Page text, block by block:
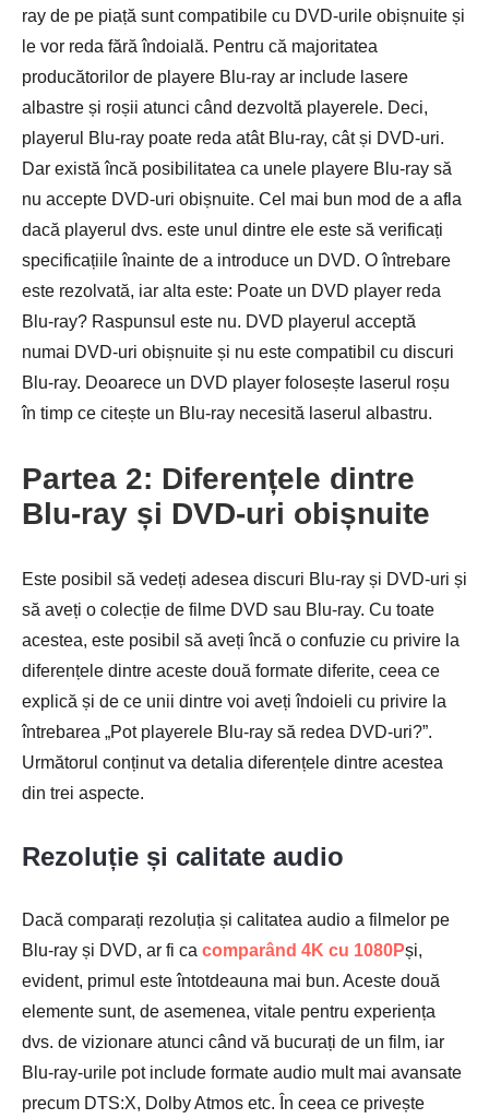
ray de pe piață sunt compatibile cu DVD-urile obișnuite și
le vor reda fără îndoială. Pentru că majoritatea
producătorilor de playere Blu-ray ar include lasere
albastre și roșii atunci când dezvoltă playerele. Deci,
playerul Blu-ray poate reda atât Blu-ray, cât și DVD-uri.
Dar există încă posibilitatea ca unele playere Blu-ray să
nu accepte DVD-uri obișnuite. Cel mai bun mod de a afla
dacă playerul dvs. este unul dintre ele este să verificați
specificațiile înainte de a introduce un DVD. O întrebare
este rezolvată, iar alta este: Poate un DVD player reda
Blu-ray? Raspunsul este nu. DVD playerul acceptă
numai DVD-uri obișnuite și nu este compatibil cu discuri
Blu-ray. Deoarece un DVD player folosește laserul roșu
în timp ce citește un Blu-ray necesită laserul albastru.
Partea 2: Diferențele dintre
Blu-ray și DVD-uri obișnuite
Este posibil să vedeți adesea discuri Blu-ray și DVD-uri și
să aveți o colecție de filme DVD sau Blu-ray. Cu toate
acestea, este posibil să aveți încă o confuzie cu privire la
diferențele dintre aceste două formate diferite, ceea ce
explică și de ce unii dintre voi aveți îndoieli cu privire la
întrebarea „Pot playerele Blu-ray să redea DVD-uri?”.
Următorul conținut va detalia diferențele dintre acestea
din trei aspecte.
Rezoluție și calitate audio
Dacă comparați rezoluția și calitatea audio a filmelor pe
Blu-ray și DVD, ar fi ca comparând 4K cu 1080Pși,
evident, primul este întotdeauna mai bun. Aceste două
elemente sunt, de asemenea, vitale pentru experiența
dvs. de vizionare atunci când vă bucurați de un film, iar
Blu-ray-urile pot include formate audio mult mai avansate
precum DTS:X, Dolby Atmos etc. În ceea ce privește